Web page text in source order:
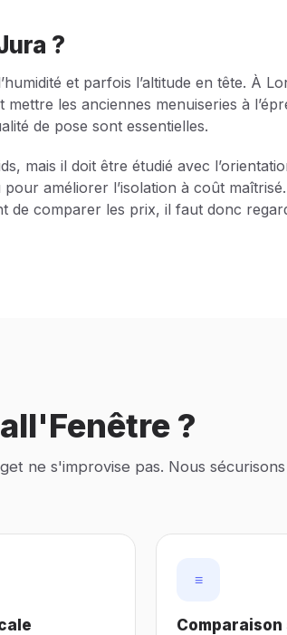
?
et parfois l’altitude en tête. À
les anciennes menuiseries à
de pose sont essentielles.
mais il doit être étudié avec
améliorer l’isolation à coût
comparer les prix, il faut donc
?
ne s'improvise pas. Nous
≡
Comparaison